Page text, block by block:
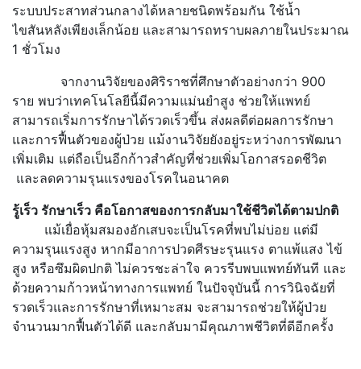
ระบบประสาทส่วนกลางได้หลายชนิดพร้อมกัน ใช้น้ำ
ไขสันหลังเพียงเล็กน้อย และสามารถทราบผลภายในประมาณ
1 ชั่วโมง
จากงานวิจัยของศิริราชที่ศึกษาตัวอย่างกว่า 900
ราย พบว่าเทคโนโลยีนี้มีความแม่นยำสูง ช่วยให้แพทย์
สามารถเริ่มการรักษาได้รวดเร็วขึ้น ส่งผลดีต่อผลการรักษา
และการฟื้นตัวของผู้ป่วย แม้งานวิจัยยังอยู่ระหว่างการพัฒนา
เพิ่มเติม แต่ถือเป็นอีกก้าวสำคัญที่ช่วยเพิ่มโอกาสรอดชีวิต
และลดความรุนแรงของโรคในอนาคต
รู้เร็ว รักษาเร็ว คือโอกาสของการกลับมาใช้ชีวิตได้ตามปกติ
แม้เยื่อหุ้มสมองอักเสบจะเป็นโรคที่พบไม่บ่อย แต่มี
ความรุนแรงสูง หากมีอาการปวดศีรษะรุนแรง ตาแพ้แสง ไข้
สูง หรือซึมผิดปกติ ไม่ควรชะล่าใจ ควรรีบพบแพทย์ทันที และ
ด้วยความก้าวหน้าทางการแพทย์ ในปัจจุบันนี้ การวินิจฉัยที่
รวดเร็วและการรักษาที่เหมาะสม จะสามารถช่วยให้ผู้ป่วย
จำนวนมากฟื้นตัวได้ดี และกลับมามีคุณภาพชีวิตที่ดีอีกครั้ง